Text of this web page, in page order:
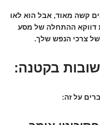
קשה מאוד, אבל הוא לאו
דווקא ההתחלה של מסע
צרכי הנפש שלך.
על זה: